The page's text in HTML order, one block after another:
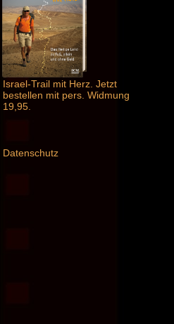
Israel-Trail mit Herz. Jetzt
bestellen mit pers. Widmung
19,95.
Datenschutz